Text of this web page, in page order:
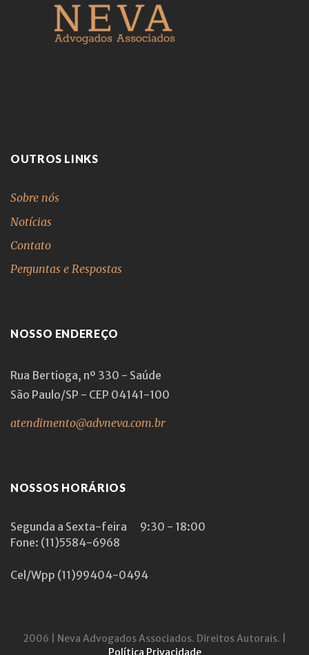
OUTROS LINKS
Sobre nós
Notícias
Contato
Perguntas e Respostas
NOSSO ENDEREÇO
Rua Bertioga, nº 330 - Saúde
São Paulo/SP - CEP 04141-100
atendimento@advneva.com.br
NOSSOS HORÁRIOS
Segunda a Sexta-feira
9:30 - 18:00
Fone: (11)5584-6968
Cel/Wpp (11)99404-0494
2006 | Neva Advogados Associados. Direitos Autorais. |